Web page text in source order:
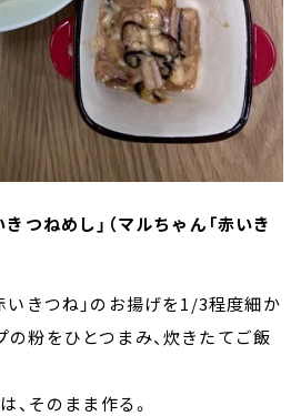
つねめし」（マルちゃん「赤いき
いきつね」のお揚げを1/3程度細か
の粉をひとつまみ、炊きたてご飯
、そのまま作る。